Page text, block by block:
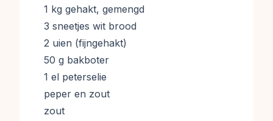
1 kg gehakt, gemengd
3 sneetjes wit brood
2 uien (fijngehakt)
50 g bakboter
1 el peterselie
peper en zout
zout